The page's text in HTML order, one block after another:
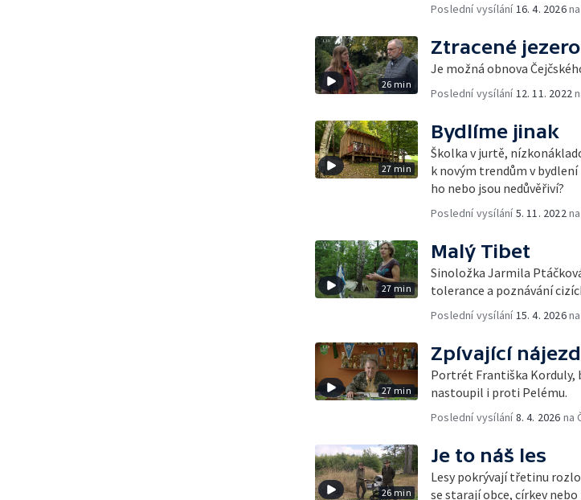
Poslední vysílání 16. 4. 2026na
26 min
Ztracené jezero
Je možná obnova
Poslední vysílání 12. 11. 2022
27 min
Bydlíme jinak
Školka v jurtě,
k novým trendům v
ho nebo jsou nedůvěřiví?
Poslední vysílání5. 11. 2022
27 min
Malý Tibet
Sinoložka Jarmila
tolerance a poznávání
Poslední vysílání 15. 4. 2026na
27 min
Zpívající
Portrét Františka Korduly,
nastoupil i proti Pelému.
Poslední vysílání8. 4. 2026 na
26 min
Je to náš les
Lesy pokrývají třetinu
se starají obce, církev